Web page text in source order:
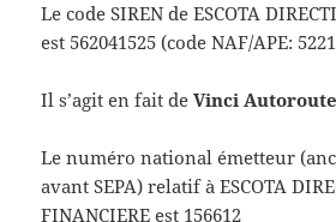
Le code SIREN de ESCOTA
est 562041525 (code NAF/APE:
Il s’agit en fait deVinci
Le numéro national émetteur
avant SEPA) relatif à ESCOTA
FINANCIERE est 156612